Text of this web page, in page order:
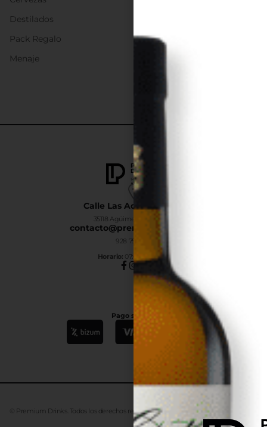
Calle Las Adelfas Nº6-B
35118 Agüimes, Las Palmas
contacto@premiumdrinks.es
928 754 363
Horario: 07:00h a 15:00h
Pago seguro
Destilados
Pack Regalo
Menaje
© Premium Drinks. Todos los derechos reservados. Desarrollado Advanze